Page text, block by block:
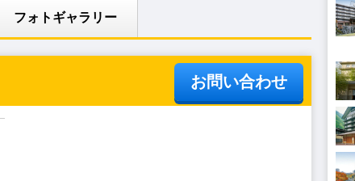
フォトギャラリー
お問い合わせ